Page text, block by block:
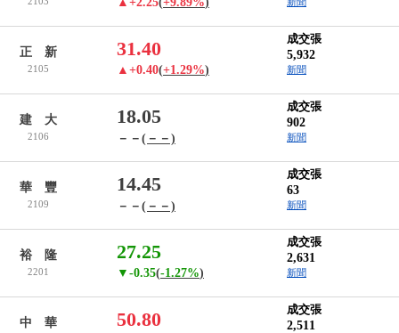
正 新
2105
31.40
▲+0.40(+1.29%)
成交張
5,932
新聞
建 大
2106
18.05
－－ (－－)
成交張
902
新聞
華 豐
2109
14.45
－－ (－－)
成交張
63
新聞
裕 隆
2201
27.25
▼-0.35(-1.27%)
成交張
2,631
新聞
中 華 50.80 成交張
2,511